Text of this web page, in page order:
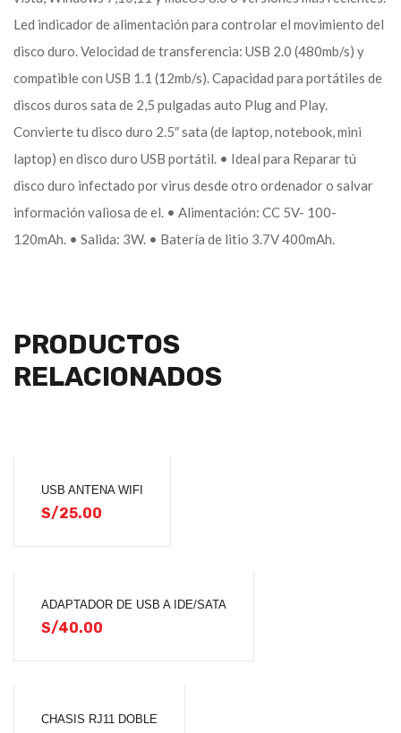
Led indicador de alimentación para controlar el movimiento del
disco duro. Velocidad de transferencia: USB 2.0 (480mb/s) y
compatible con USB 1.1 (12mb/s). Capacidad para portátiles de
discos duros sata de 2,5 pulgadas auto Plug and Play.
Convierte tu disco duro 2.5″ sata (de laptop, notebook, mini
laptop) en disco duro USB portátil. • Ideal para Reparar tú
disco duro infectado por virus desde otro ordenador o salvar
información valiosa de el. • Alimentación: CC 5V- 100-
120mAh. • Salida: 3W. • Batería de litio 3.7V 400mAh.
PRODUCTOS
RELACIONADOS
USB ANTENA WIFI
S/25.00
ADAPTADOR DE USB A IDE/SATA
S/40.00
CHASIS RJ11 DOBLE